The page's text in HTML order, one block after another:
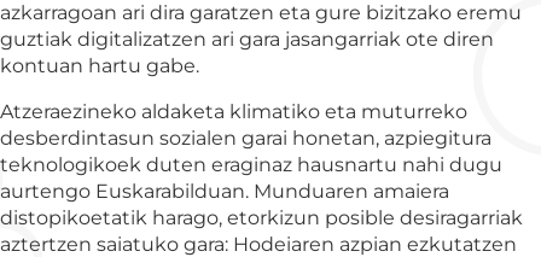
azkarragoan ari dira garatzen eta gure bizitzako eremu
guztiak digitalizatzen ari gara jasangarriak ote diren
kontuan hartu gabe.
Atzeraezineko aldaketa klimatiko eta muturreko
desberdintasun sozialen garai honetan, azpiegitura
teknologikoek duten eraginaz hausnartu nahi dugu
aurtengo Euskarabilduan. Munduaren amaiera
distopikoetatik harago, etorkizun posible desiragarriak
aztertzen saiatuko gara: Hodeiaren azpian ezkutatzen